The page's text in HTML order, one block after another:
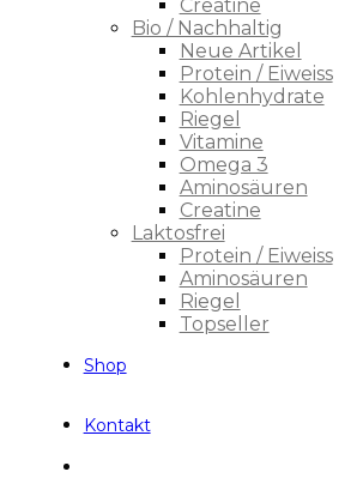
Creatine
Bio / Nachhaltig
Neue Artikel
Protein / Eiweiss
Kohlenhydrate
Riegel
Vitamine
Omega 3
Aminosäuren
Creatine
Laktosfrei
Protein / Eiweiss
Aminosäuren
Riegel
Topseller
Shop
Kontakt